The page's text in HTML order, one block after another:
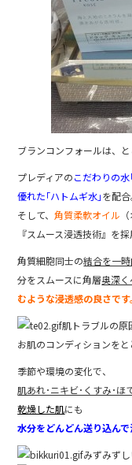
ブランコンフォールは、
プレディアのこだわりの
優れた｢ハトムギ水｣を配合
そして、角質柔軟オイル
『スムース浸透技術』を採
角質細胞同士の結合を一
分をスムースに角層奥深く
むような浸透感の良さです。
肌トラブルの原
お肌のコンディションを
季節や環境の変化で、
肌あれ･ニキビ･くすみ･ほ
乾燥した肌にも
水分をどんどん送り込んで
みずみず